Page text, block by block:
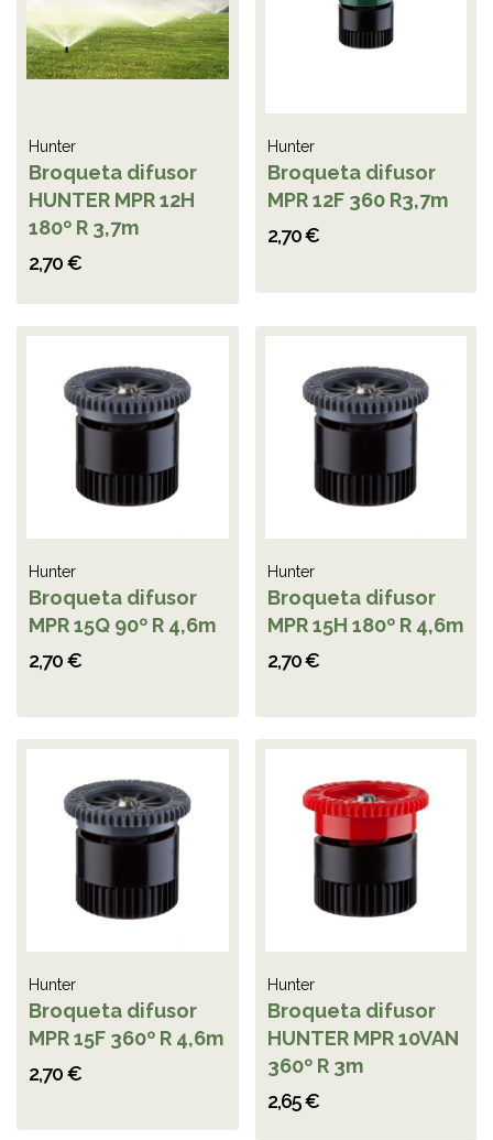
Hunter
Broqueta difusor
HUNTER MPR 12H
180º R 3,7m
2,70 €
Hunter
Broqueta difusor
MPR 12F 360 R3,7m
2,70 €
Hunter
Broqueta difusor
MPR 15Q 90º R 4,6m
2,70 €
Hunter
Broqueta difusor
MPR 15H 180º R 4,6m
2,70 €
Hunter
Broqueta difusor
MPR 15F 360º R 4,6m
2,70 €
Hunter
Broqueta difusor
HUNTER MPR 10VAN
360º R 3m
2,65 €